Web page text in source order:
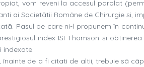
vom reveni la accesul parolat
ai Societãtii Române de Chirurgie si,
Pasul pe care ni-l propunem în
index ISI Thomson si
indexate.
înainte de a fi citati de altii, trebuie sã